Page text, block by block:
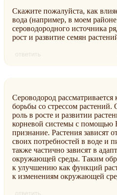
Скажите пожалуйста, как
вода (например, в моем районе
сероводородного источника
рост и развитие семян
ответить
Сероводород
борьбы со стрессом
роль в росте и развитии
корневой системы с помощью
признание. Растения зависят
своих потребностей в воде и
также частично зависят в
окружающей среды. Таким
к улучшению как функций
к изменениям окружающей
ответить